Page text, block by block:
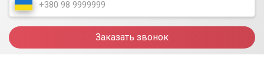
Заказать звонок